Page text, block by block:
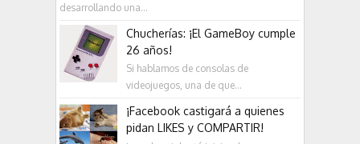
desarrollando una...
Chucherías: ¡El GameBoy cumple
26 años!
Si hablamos de consolas de
videojuegos, una de que...
¡Facebook castigará a quienes
pidan LIKES y COMPARTIR!